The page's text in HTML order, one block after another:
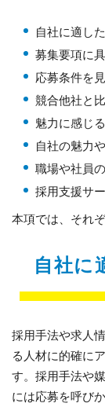
自社に適し
募集要項に
応募条件を
競合他社と
魅力に感じ
自社の魅力
職場や社員
採用支援サ
本項では、それ
自社に
採用手法や求人
る人材に的確に
す。採用手法や
には応募を呼び